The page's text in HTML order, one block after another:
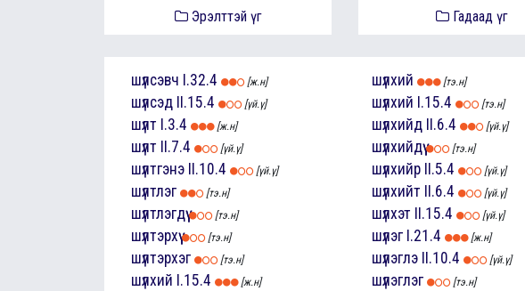
Эрэлттэй үг Гадаад үг
шүлсэвч I.32.4 [ж.н]
шүлсэд II.15.4 [үй.ү]
шүлт I.3.4 [ж.н]
шүлт II.7.4 [үй.ү]
шүлтгэнэ II.10.4 [үй.ү]
шүлтлэг [тэ.н]
шүлтлэгдүү [тэ.н]
шүлтэрхүү [тэ.н]
шүлтэрхэг [тэ.н]
шүлхий I.15.4 [ж.н]
шүлхий [тэ.н]
шүлхий I.15.4 [тэ.н]
шүлхийд II.6.4 [үй.ү]
шүлхийдүү [тэ.н]
шүлхийр II.5.4 [үй.ү]
шүлхийт II.6.4 [үй.ү]
шүлхэт II.15.4 [үй.ү]
шүлэг I.21.4 [ж.н]
шүлэглэ II.10.4 [үй.ү]
шүлэглэг [тэ.н]